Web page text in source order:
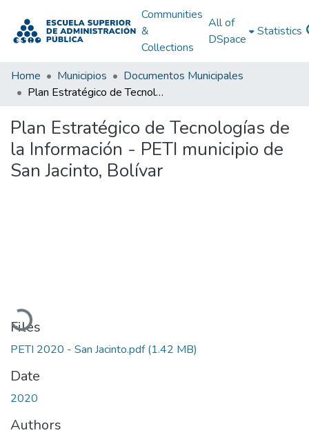
Communities
&
Collections
All of
DSpace
Statistics
Home Municipios
Documentos Municipales
Plan Estratégico de Tecnologías de la Información - PETI municipio de San Jacinto, Bolívar
Plan Estratégico de Tecnologías de
la Información - PETI municipio de
San Jacinto, Bolívar
Loading...
Files
PETI 2020 - San Jacinto.pdf(1.42 MB)
Date
2020
Authors